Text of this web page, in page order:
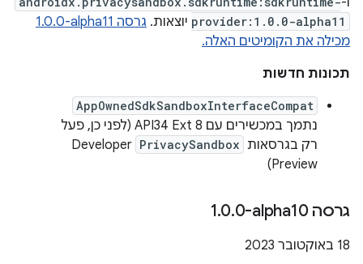
provider:1.0.0-alpha11 יוצאות.
גרסה ‎1.0.0-alpha11
מכילה את הקומיטים האלה.
תכונות חדשות
AppOwnedSdkSandboxInterfaceCompat
נתמך במכשירים עם API34 Ext 8 (לפני כן, פעל
רק בגרסאות PrivacySandbox
Developer
Preview)
גרסה ‎1 .0.0-alpha10
‫18 באוקטובר 2023